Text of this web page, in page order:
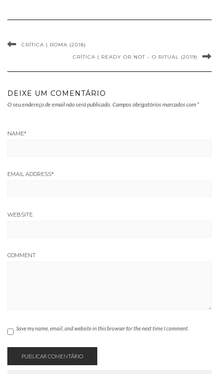
CRÍTICA | ROMA (2018)
CRÍTICA | READY OR NOT – O RITUAL (2019)
DEIXE UM COMENTÁRIO
O seu endereço de email não será publicado. Campos obrigatórios marcados com *
NAME*
EMAIL ADDRESS*
WEBSITE
COMMENT
Save my name, email, and website in this browser for the next time I comment.